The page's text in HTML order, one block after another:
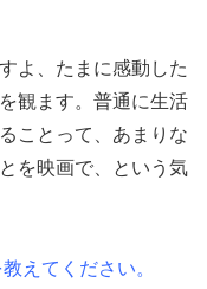
よ、たまに感動した
観ます。普通に生活
ことって、あまりな
を映画で、という気
えてください。